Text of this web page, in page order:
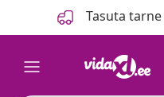
Tasuta